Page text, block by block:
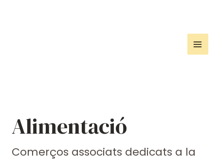
Alimentació
Comerços associats dedicats a la